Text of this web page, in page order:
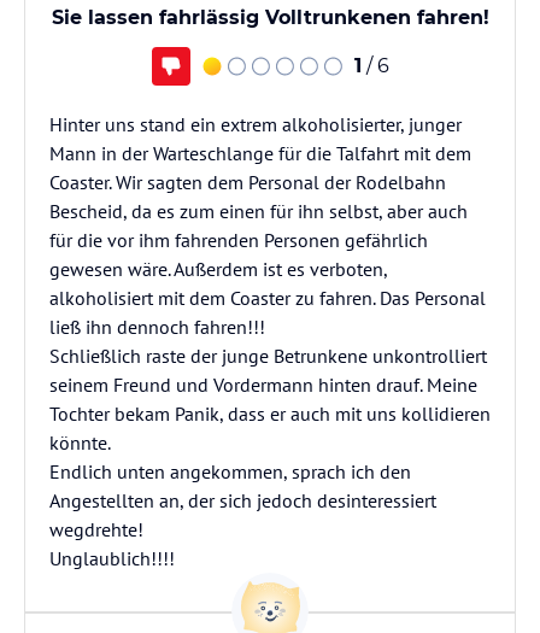
Sie lassen fahrlässig Volltrunkenen fahren!
1 / 6
Hinter uns stand ein extrem alkoholisierter, junger
Mann in der Warteschlange für die Talfahrt mit dem
Coaster. Wir sagten dem Personal der Rodelbahn
Bescheid, da es zum einen für ihn selbst, aber auch
für die vor ihm fahrenden Personen gefährlich
gewesen wäre. Außerdem ist es verboten,
alkoholisiert mit dem Coaster zu fahren. Das Personal
ließ ihn dennoch fahren!!!
Schließlich raste der junge Betrunkene unkontrolliert
seinem Freund und Vordermann hinten drauf. Meine
Tochter bekam Panik, dass er auch mit uns kollidieren
könnte.
Endlich unten angekommen, sprach ich den
Angestellten an, der sich jedoch desinteressiert
wegdrehte!
Unglaublich!!!!